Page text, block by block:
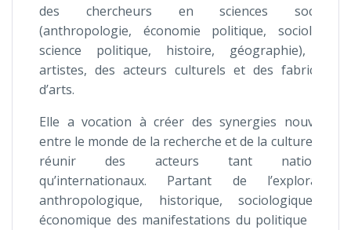
des chercheurs en sciences sociales
(anthropologie, économie politique, sociologie,
science politique, histoire, géographie), des
artistes, des acteurs culturels et des fabricants
d’arts.
Elle a vocation à créer des synergies nouvelles
entre le monde de la recherche et de la culture, et à
réunir des acteurs tant nationaux
qu’internationaux. Partant de l’exploration
anthropologique, historique, sociologique et
économique des manifestations du politique dans